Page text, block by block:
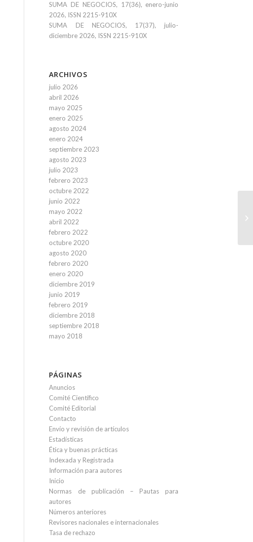
SUMA DE NEGOCIOS, 17(36), enero-junio
2026, ISSN 2215-910X
SUMA DE NEGOCIOS, 17(37), julio-
diciembre 2026, ISSN 2215-910X
ARCHIVOS
julio 2026
abril 2026
mayo 2025
enero 2025
agosto 2024
enero 2024
septiembre 2023
agosto 2023
julio 2023
febrero 2023
octubre 2022
junio 2022
mayo 2022
abril 2022
febrero 2022
octubre 2020
agosto 2020
febrero 2020
enero 2020
diciembre 2019
junio 2019
febrero 2019
diciembre 2018
septiembre 2018
mayo 2018
PÁGINAS
Anuncios
Comité Científico
Comité Editorial
Contacto
Envío y revisión de artículos
Estadísticas
Ética y buenas prácticas
Indexada y Registrada
Información para autores
Inicio
Normas de publicación – Pautas para
autores
Números anteriores
Revisores nacionales e internacionales
Tasa de rechazo